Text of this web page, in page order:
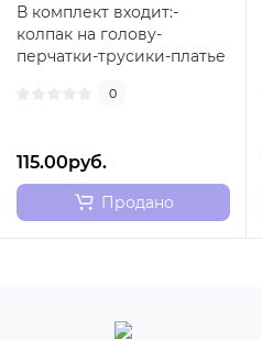
В комплект входит:-
колпак на голову-
перчатки-трусики-платье
0
115.00руб.
Продано